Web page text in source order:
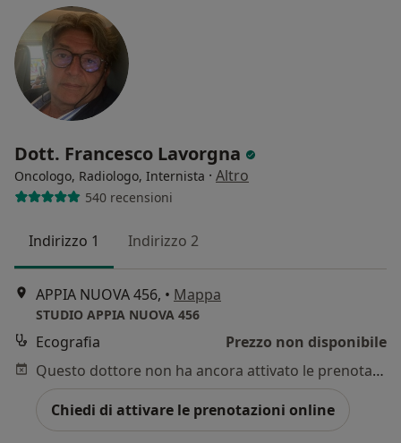
Dott. Francesco Lavorgna
Oncologo, Radiologo, Internista · Altro
540 recensioni
Indirizzo 1 Indirizzo 2
APPIA NUOVA 456, • Mappa
STUDIO APPIA NUOVA 456
Ecografia
Prezzo non disponibile
Questo dottore non ha ancora attivato le prenotazioni online presso questo indirizzo.
Chiedi di attivare le prenotazioni online